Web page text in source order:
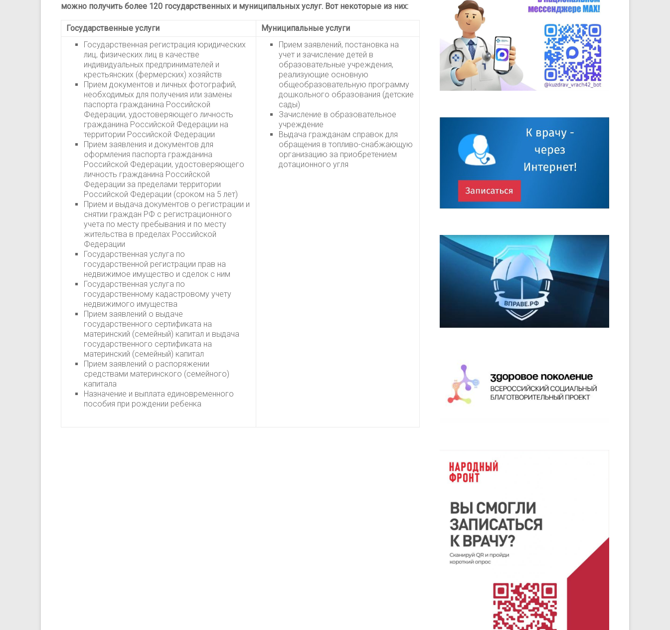
можно получить более 120 государственных и муниципальных услуг. Вот некоторые из них:
Государственные услуги
Муниципальные услуги
Государственная регистрация юридических
лиц, физических лиц в качестве
индивидуальных предпринимателей и
крестьянских (фермерских) хозяйств
Прием документов и личных фотографий,
необходимых для получения или замены
паспорта гражданина Российской
Федерации, удостоверяющего личность
гражданина Российской Федерации на
территории Российской Федерации
Прием заявления и документов для
оформления паспорта гражданина
Российской Федерации, удостоверяющего
личность гражданина Российской
Федерации за пределами территории
Российской Федерации (сроком на 5 лет)
Прием и выдача документов о регистрации и
снятии граждан РФ с регистрационного
учета по месту пребывания и по месту
жительства в пределах Российской
Федерации
Государственная услуга по
государственной регистрации прав на
недвижимое имущество и сделок с ним
Государственная услуга по
государственному кадастровому учету
недвижимого имущества
Прием заявлений о выдаче
государственного сертификата на
материнский (семейный) капитал и выдача
государственного сертификата на
материнский (семейный) капитал
Прием заявлений о распоряжении
средствами материнского (семейного)
капитала
Назначение и выплата единовременного
пособия при рождении ребенка
Прием заявлений, постановка на
учет и зачисление детей в
образовательные учреждения,
реализующие основную
общеобразовательную программу
дошкольного образования (детские
сады)
Зачисление в образовательное
учреждение
Выдача гражданам справок для
обращения в топливо-снабжающую
организацию за приобретением
дотационного угля